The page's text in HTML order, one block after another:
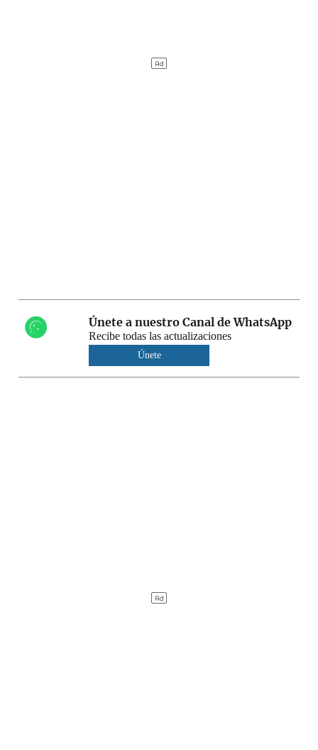
Únete a nuestro Canal de WhatsApp
Recibe todas las actualizaciones
Únete